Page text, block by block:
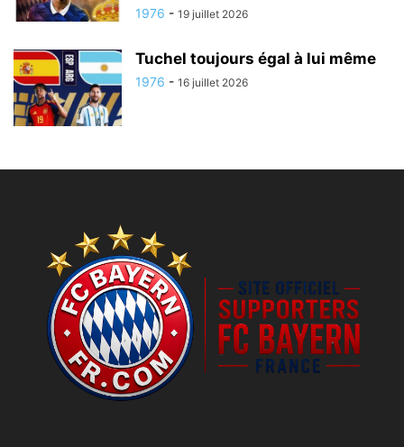
1976 - 19 juillet 2026
Tuchel toujours égal à lui même
1976 - 16 juillet 2026